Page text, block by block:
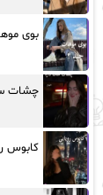
بوی
چشات
کابوس